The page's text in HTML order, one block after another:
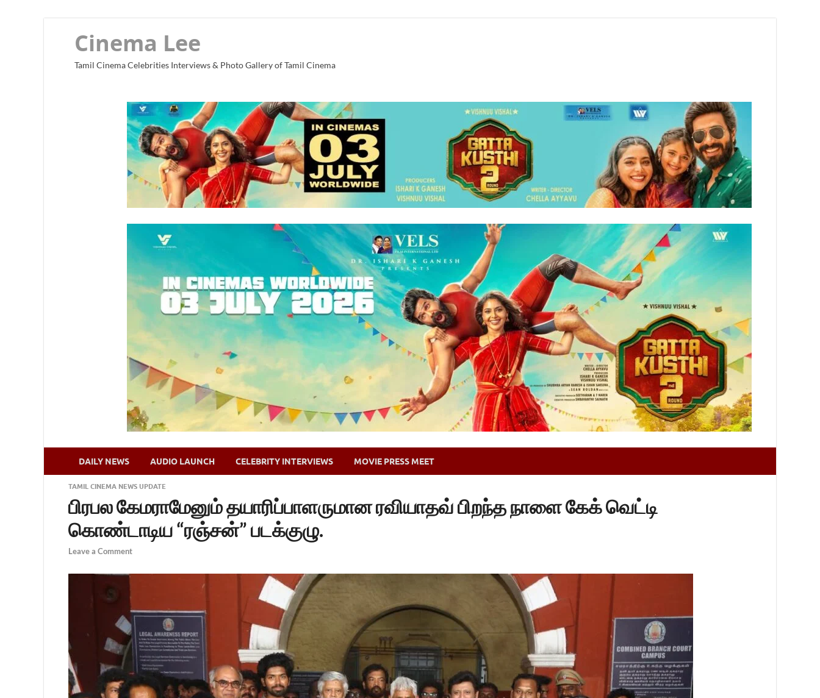
Cinema Lee
Tamil Cinema Celebrities Interviews & Photo Gallery of Tamil Cinema
DAILY NEWS AUDIO LAUNCH CELEBRITY INTERVIEWS MOVIE PRESS MEET
TAMIL CINEMA NEWS UPDATE
பிரபல கேமராமேனும் தயாரிப்பாளருமான ரவியாதவ் பிறந்த நாளை கேக் வெட்டி
கொண்டாடிய “ரஞ்சன்” படக்குழு.
Leave a Comment